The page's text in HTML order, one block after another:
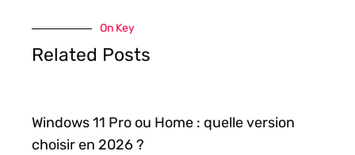
On Key
Related Posts
Windows 11 Pro ou Home : quelle version
choisir en 2026 ?